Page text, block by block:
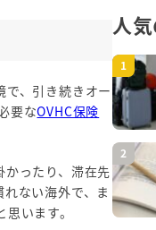
、引き続きオー
要なOVHC保険
ったり、滞在先
ない海外で、ま
思います。
人